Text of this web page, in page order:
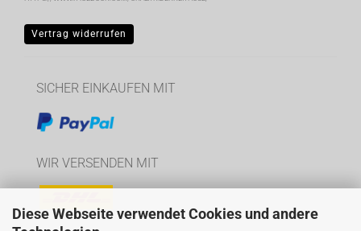
Diese Webseite verwendet Cookies und andere
Vertrag widerrufen
SICHER EINKAUFEN MIT
WIR VERSENDEN MIT